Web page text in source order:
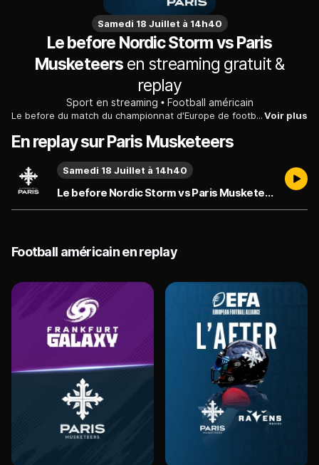
Samedi 18 Juillet à 14h40
Le before Nordic Storm vs Paris
Musketeersen streaming gratuit &
replay
Sport en streaming Football américain
Le before du match du championnat d'Europe de football américain du Samedi 18 Juillet 2026 entre les Nordic Storm vs Paris Musketeers.Voir plus
En replay sur Paris Musketeers
Le before Nordic Storm vs Paris Musketeers - Émission du samedi 18 juillet
Samedi 18 Juillet à 14h40
Football américain en replay